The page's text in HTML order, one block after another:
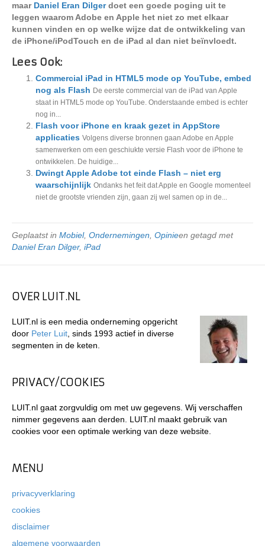
maar Daniel Eran Dilgerdoet een goede poging uit te
leggen waarom Adobe en Apple het niet zo met elkaar
kunnen vinden en op welke wijze dat de ontwikkeling van
de iPhone/iPodTouch en de iPad al dan niet beïnvloedt.
Lees Ook:
Commercial iPad in HTML5 mode op YouTube, embed
nog als Flash De eerste commercial van de iPad van Apple
staat in HTML5 mode op YouTube. Onderstaande embed is echter
nog in...
Flash voor iPhone en kraak gezet in AppStore
applicaties Volgens diverse bronnen gaan Adobe en Apple
samenwerken om een geschiukte versie Flash voor de iPhone te
ontwikkelen. De huidige...
Dwingt Apple Adobe tot einde Flash – niet erg
waarschijnlijk Ondanks het feit dat Apple en Google momenteel
niet de grootste vrienden zijn, gaan zij wel samen op in de...
Geplaatst in Mobiel, Ondernemingen Opinieen getagd met
Daniel Eran Dilger, iPad
OVER LUIT.NL
LUIT.nl is een media onderneming opgericht
door Peter Luit , sinds 1993 actief in diverse
segmenten in de keten.
PRIVACY/COOKIES
LUIT.nl gaat zorgvuldig om met uw gegevens. Wij verschaffen
nimmer gegevens aan derden. LUIT.nl maakt gebruik van
cookies voor een optimale werking van deze website.
MENU
privacyverklaring
cookies
disclaimer
algemene voorwaarden